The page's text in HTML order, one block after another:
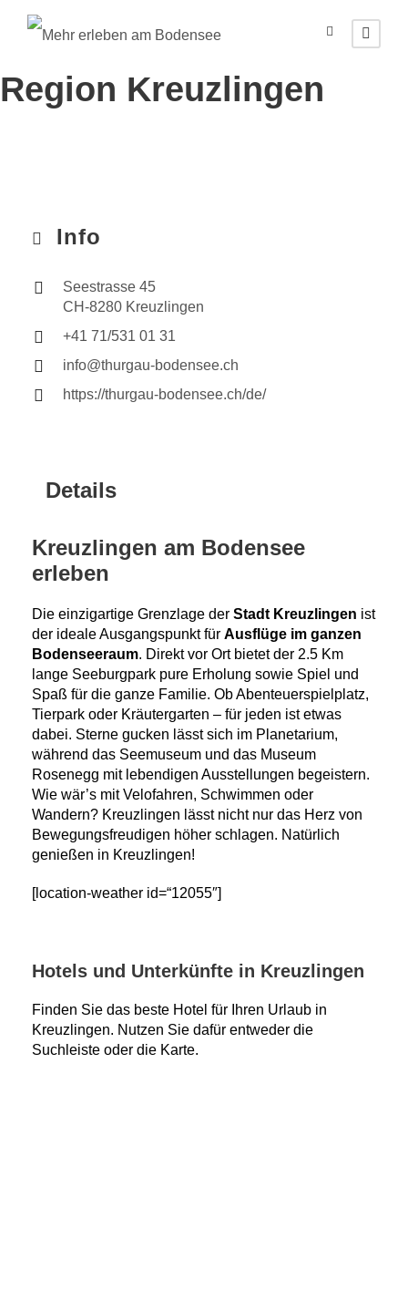
Region Kreuzlingen
Info
Seestrasse 45
CH-8280 Kreuzlingen
+41 71/531 01 31
info@thurgau-bodensee.ch
https://thurgau-bodensee.ch/de/
Details
Kreuzlingen am Bodensee
erleben
Die einzigartige Grenzlage der Stadt Kreuzlingen ist
der ideale Ausgangspunkt für Ausflüge im ganzen
Bodenseeraum. Direkt vor Ort bietet der 2.5 Km
lange Seeburgpark pure Erholung sowie Spiel und
Spaß für die ganze Familie. Ob Abenteuerspielplatz,
Tierpark oder Kräutergarten – für jeden ist etwas
dabei. Sterne gucken lässt sich im Planetarium,
während das Seemuseum und das Museum
Rosenegg mit lebendigen Ausstellungen begeistern.
Wie wär’s mit Velofahren, Schwimmen oder
Wandern? Kreuzlingen lässt nicht nur das Herz von
Bewegungsfreudigen höher schlagen. Natürlich
genießen in Kreuzlingen!
[location-weather id=“12055″]
Hotels und Unterkünfte in Kreuzlingen
Finden Sie das beste Hotel für Ihren Urlaub in
Kreuzlingen. Nutzen Sie dafür entweder die
Suchleiste oder die Karte.